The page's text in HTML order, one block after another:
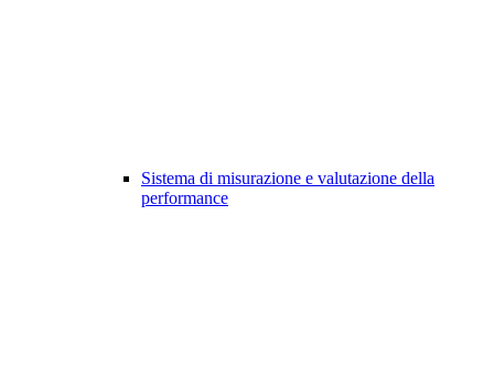
Sistema di misurazione e valutazione della
performance